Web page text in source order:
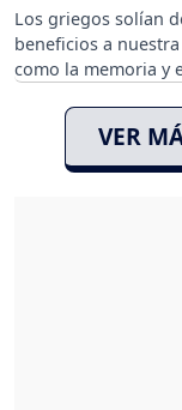
Los griegos solían
beneficios a
como la memoria y
VER